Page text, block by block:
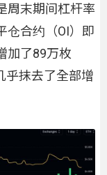
周末期间杠杆率
仓合约（OI）即
加了89万枚
乎抹去了全部增